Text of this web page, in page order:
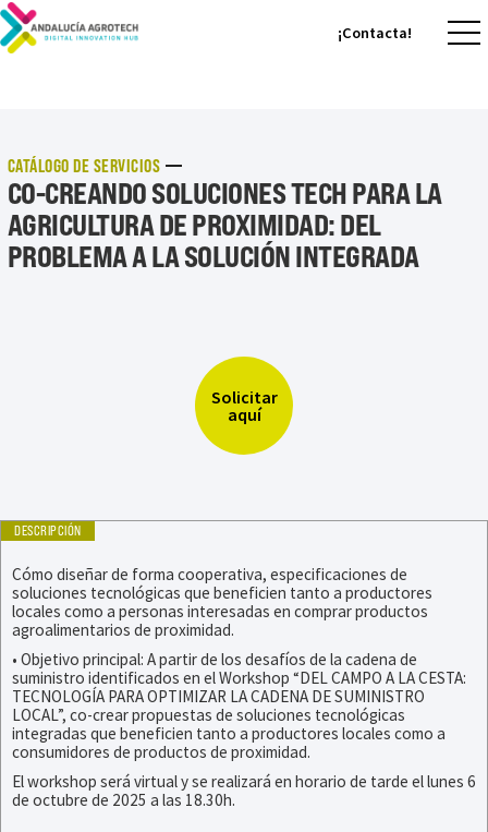
¡Contacta!
CATÁLOGO DE SERVICIOS
CO-CREANDO SOLUCIONES TECH PARA LA
AGRICULTURA DE PROXIMIDAD: DEL
PROBLEMA A LA SOLUCIÓN INTEGRADA
Solicitar
aquí
Cómo diseñar de forma cooperativa, especificaciones de
soluciones tecnológicas que beneficien tanto a productores
locales como a personas interesadas en comprar productos
agroalimentarios de proximidad.
• Objetivo principal: A partir de los desafíos de la cadena de
suministro identificados en el Workshop “DEL CAMPO A LA CESTA:
TECNOLOGÍA PARA OPTIMIZAR LA CADENA DE SUMINISTRO
LOCAL”, co-crear propuestas de soluciones tecnológicas
integradas que beneficien tanto a productores locales como a
consumidores de productos de proximidad.
El workshop será virtual y se realizará en horario de tarde el lunes 6
de octubre de 2025 a las 18.30h.
DESCRIPCIÓN